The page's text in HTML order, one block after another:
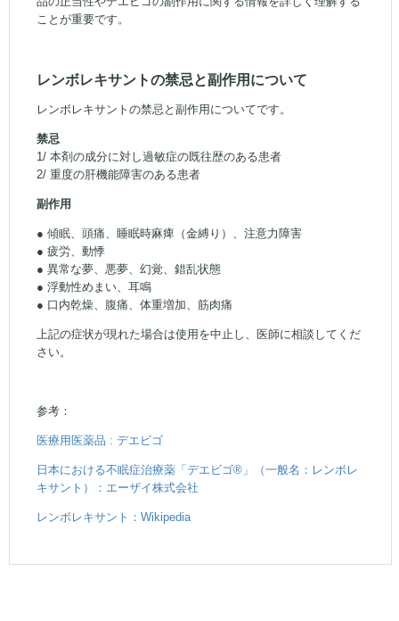
ことが重要です。
レンボレキサントの禁忌と副作用について
レンボレキサントの禁忌と副作用についてです。
禁忌
1/ 本剤の成分に対し過敏症の既往歴のある患者
2/ 重度の肝機能障害のある患者
副作用
● 傾眠、頭痛、睡眠時麻痺（金縛り）、注意力障害
● 疲労、動悸
● 異常な夢、悪夢、幻覚、錯乱状態
● 浮動性めまい、耳鳴
● 口内乾燥、腹痛、体重増加、筋肉痛
上記の症状が現れた場合は使用を中止し、医師に相談してくだ
さい。
参考：
医療用医薬品 : デエビゴ
日本における不眠症治療薬「デエビゴ®」（一般名：レンボレ
キサント）：エーザイ株式会社
レンボレキサント：Wikipedia